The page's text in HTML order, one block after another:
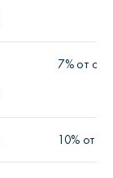
7% от
10% от